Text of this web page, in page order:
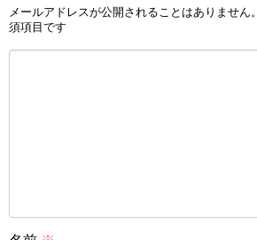
メールアドレスが公開されることはありません。
須項目です